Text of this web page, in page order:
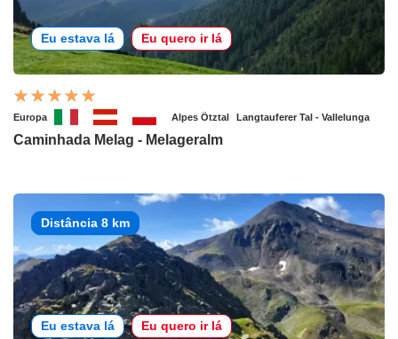
Eu estava lá Eu quero ir lá
Europa Alpes Ötztal Langtauferer Tal - Vallelunga
Caminhada Melag - Melageralm
Distância 8 km
Eu estava lá Eu quero ir lá